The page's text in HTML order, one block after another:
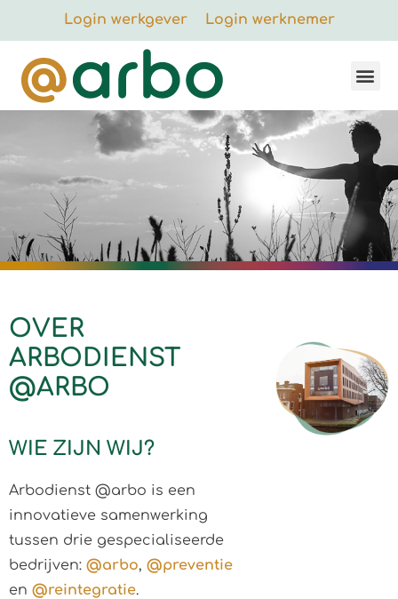
Login werkgever Login werknemer
OVER
ARBODIENST
@ARBO
WIE ZIJN WIJ?
Arbodienst @arbo is een
innovatieve samenwerking
tussen drie gespecialiseerde
bedrijven: @arbo, @preventie
en @reintegratie.